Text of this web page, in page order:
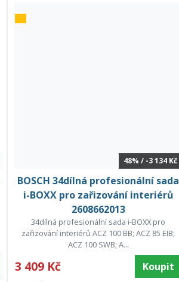
48% / -3 134 Kč
BOSCH 34dílná profesionální sada
i-BOXX pro zařizování interiérů
2608662013
34dílná profesionální sada i-BOXX pro
zařizování interiérů ACZ 100 BB; ACZ 85 EIB;
ACZ 100 SWB; A...
3 409 Kč Koupit